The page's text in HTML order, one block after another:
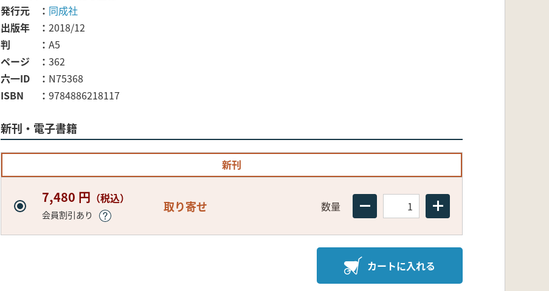
発行元
同成社
出版年
2018/12
判
A5
ページ
362
六一ID
N75368
ISBN
9784886218117
新刊・電子書籍
新刊
7,480 円 （税込）
会員割引あり
取り寄せ 数量
カートに入れる